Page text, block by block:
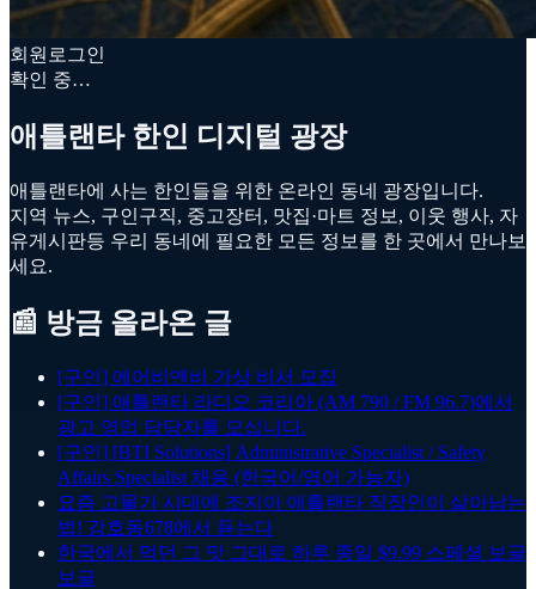
회원로그인
확인 중…
애틀랜타 한인 디지털 광장
애틀랜타에 사는 한인들을 위한 온라인 동네 광장입니다.
지역 뉴스, 구인구직, 중고장터, 맛집·마트 정보, 이웃 행사, 자
유게시판등 우리 동네에 필요한 모든 정보를 한 곳에서 만나보
세요.
📰 방금 올라온 글
[구인] 에어비앤비 가상 비서 모집
[구인] 애틀랜타 라디오 코리아 (AM 790 / FM 96.7)에서
광고 영업 담당자를 모십니다.
[구인] [BTI Solutions] Administrative Specialist / Safety
Affairs Specialist 채용 (한국어/영어 가능자)
요즘 고물가 시대에 조지아 애틀랜타 직장인이 살아남는
법! 강호동678에서 듣는다
한국에서 먹던 그 맛 그대로 하루 종일 $9.99 스페셜 보글
보글